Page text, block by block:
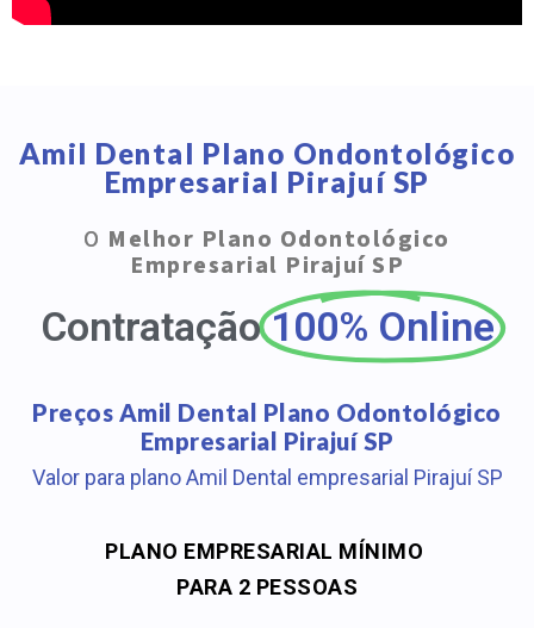
Amil Dental Plano Ondontológico
Empresarial Pirajuí SP
O Melhor Plano Odontológico
Empresarial Pirajuí SP
Contratação 100% Online
Preços Amil Dental Plano Odontológico
Empresarial Pirajuí SP
Valor para plano Amil Dental empresarial Pirajuí SP
PLANO EMPRESARIAL MÍNIMO
PARA 2 PESSOAS